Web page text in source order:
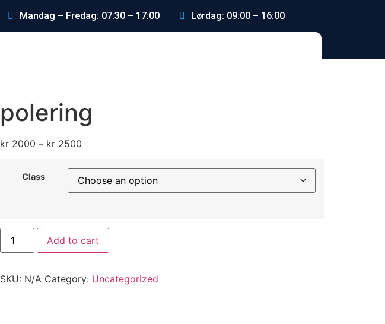
Mandag – Fredag: 07:30 – 17:00 Lørdag: 09:00 – 16:00
polering
kr2000 – kr2500
Class
Add to cart
SKU: N/A Category: Uncategorized